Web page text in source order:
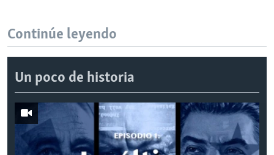
Continúe leyendo
Un poco de historia